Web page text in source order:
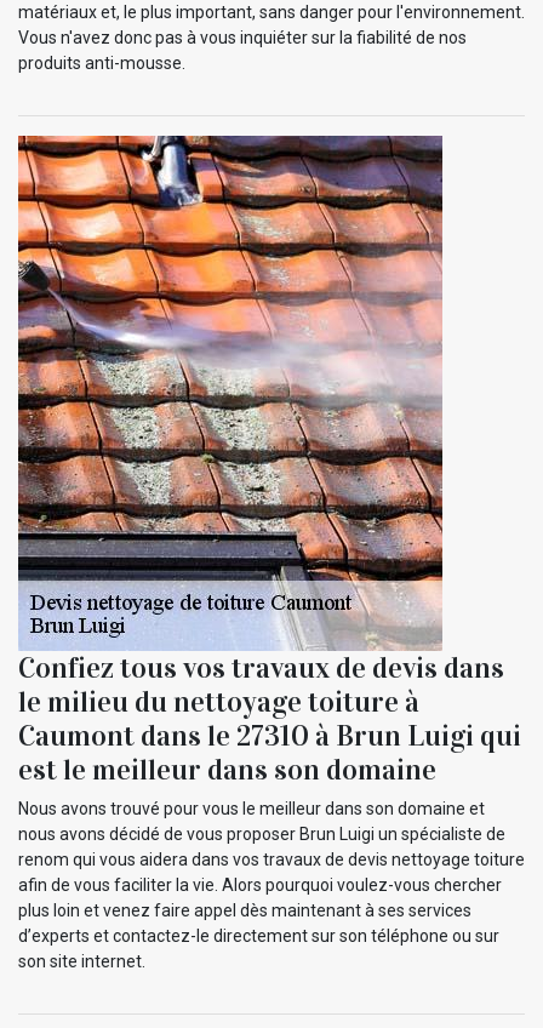
matériaux et, le plus important, sans danger pour l'environnement.
Vous n'avez donc pas à vous inquiéter sur la fiabilité de nos
produits anti-mousse.
Confiez tous vos travaux de devis dans
le milieu du nettoyage toiture à
Caumont dans le 27310 à Brun Luigi qui
est le meilleur dans son domaine
Nous avons trouvé pour vous le meilleur dans son domaine et
nous avons décidé de vous proposer Brun Luigi un spécialiste de
renom qui vous aidera dans vos travaux de devis nettoyage toiture
afin de vous faciliter la vie. Alors pourquoi voulez-vous chercher
plus loin et venez faire appel dès maintenant à ses services
d’experts et contactez-le directement sur son téléphone ou sur
son site internet.